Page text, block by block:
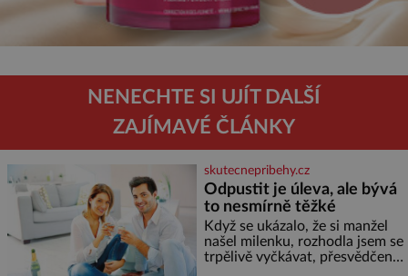
NENECHTE SI UJÍT DALŠÍ
ZAJÍMAVÉ ČLÁNKY
skutecnepribehy.cz
Odpustit je úleva, ale bývá
to nesmírně těžké
Když se ukázalo, že si manžel
našel milenku, rozhodla jsem se
trpělivě vyčkávat, přesvědčena,